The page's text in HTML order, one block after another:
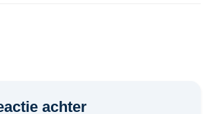
achter